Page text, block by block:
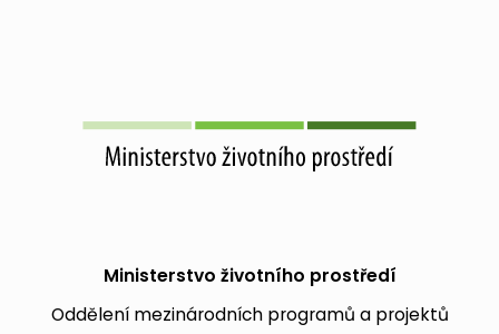
Ministerstvo životního prostředí
Oddělení mezinárodních programů a projektů